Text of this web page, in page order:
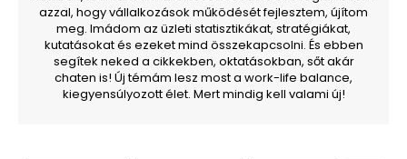
azzal, hogy vállalkozások működését fejlesztem, újítom
meg. Imádom az üzleti statisztikákat, stratégiákat,
kutatásokat és ezeket mind összekapcsolni. És ebben
segítek neked a cikkekben, oktatásokban, sőt akár
chaten is! Új témám lesz most a work-life balance,
kiegyensúlyozott élet. Mert mindig kell valami új!